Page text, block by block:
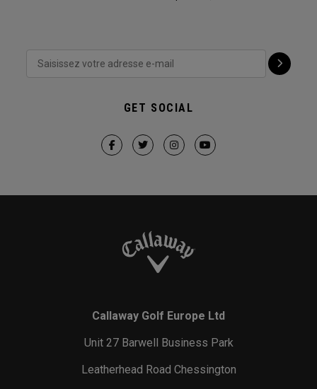
GET SOCIAL
Callaway Golf Europe Ltd
Unit 27 Barwell Business Park
Leatherhead Road Chessington